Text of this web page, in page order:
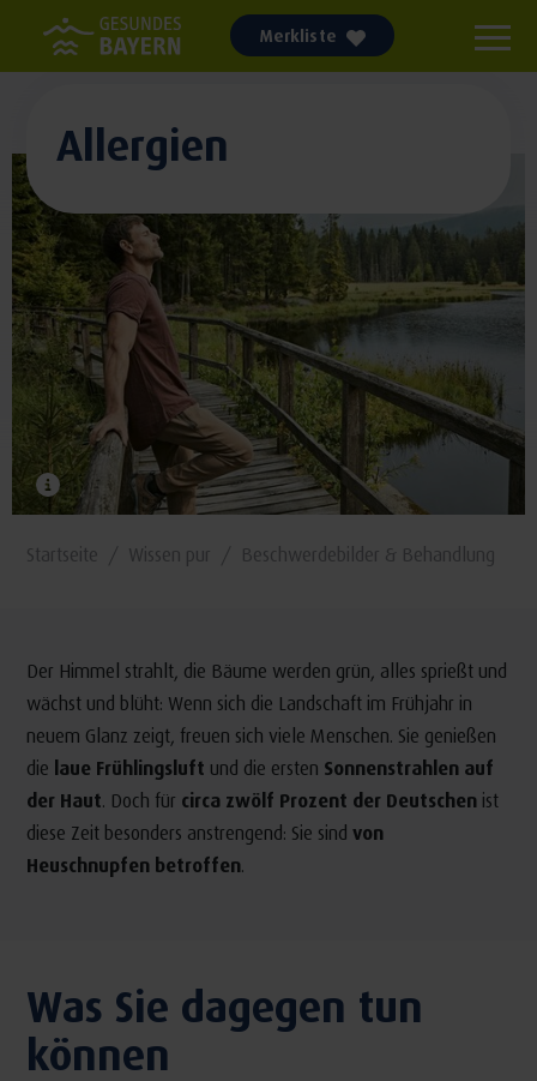
Merkliste
Allergien
Startseite Wissen pur Beschwerdebilder & Behandlung
Der Himmel strahlt, die Bäume werden grün, alles sprießt und
wächst und blüht: Wenn sich die Landschaft im Frühjahr in
neuem Glanz zeigt, freuen sich viele Menschen. Sie genießen
die laue Frühlingsluft und die ersten Sonnenstrahlen auf
der Haut. Doch für circa zwölf Prozent der Deutschenist
diese Zeit besonders anstrengend: Sie sind von
Heuschnupfen betroffen.
Was Sie dagegen tun
können